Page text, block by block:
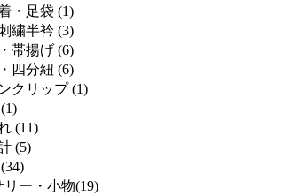
・足袋 (1)
繍半衿 (3)
帯揚げ (6)
四分紐 (6)
クリップ (1)
(11)
(5)
ー・小物(19)